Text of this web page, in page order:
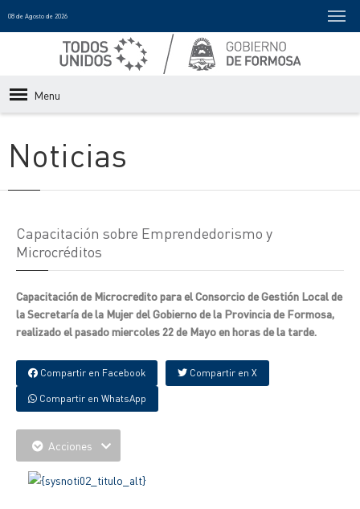
08 de Agosto de 2026
Menu
Noticias
Capacitación sobre Emprendedorismo y
Microcréditos
Capacitación de Microcredito para el Consorcio de Gestión Local de
la Secretaría de la Mujer del Gobierno de la Provincia de Formosa,
realizado el pasado miercoles 22 de Mayo en horas de la tarde.
Compartir en Facebook Compartir en X
Compartir en WhatsApp
Acciones